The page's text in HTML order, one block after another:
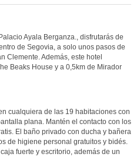
Ayala Berganza., disfrutarás de
de Segovia, a solo unos pasos de
Clemente. Además, este hotel
Beaks House y a 0,5km de Mirador
cualquiera de las 19 habitaciones con
plana. Mantén el contacto con los
El baño privado con ducha y bañera
de higiene personal gratuitos y bidés.
fuerte y escritorio, además de un